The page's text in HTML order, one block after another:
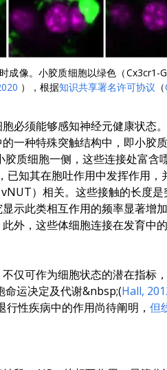
成像。小胶质细胞以绿色（
），根据知识共享署名许可协议 （
必须能够感知神经元健康状态
一种特殊突触结构中，即小胶
胶质细胞一侧，这些连接处富含
已知其在胞吐作用中发挥作用
）相关。这些接触的长度
示此类相互作用的频率显著增
外，这些体细胞连接在发育中
仅可作为细胞状态的潜在指标
命运决定及代谢&nbsp;(Hall,
性疾病中的作用尚待阐明， 但